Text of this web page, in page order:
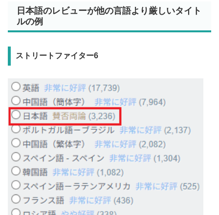
日本語のレビューが他の言語より厳しいタイト
ルの例
ストリートファイター6